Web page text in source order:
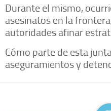
Durante el mismo,
asesinatos en la
autoridades afinar
Cómo parte de esta
aseguramientos y